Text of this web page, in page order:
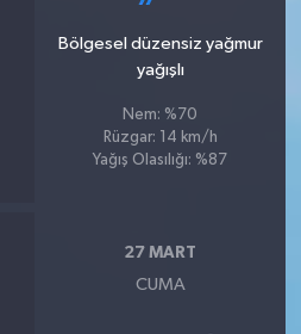
Bölgesel düzensiz yağmur
yağışlı
Nem: %70
Rüzgar: 14 km/h
Yağış Olasılığı: %87
27 MART
CUMA